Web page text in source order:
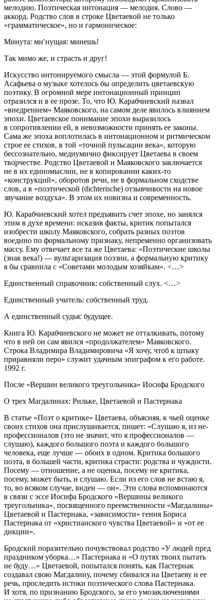
мелодию. Поэтическая интонация — мелодия. Слово —
аккорд. Родство слов в строке Цветаевой не только
«грамматическое», но и гармоническое:
Минута: ми′нущая: минешь!
Так мимо же, и страсть и друг!
Искусство интонируемого смысла — этой формулой Б.
Асафьева о музыке хотелось бы определить цветаевскую
поэтику. В огромной мере интонационный принцип
отразился и в ее прозе. То, что Ю. Карабчиевский назвал
«внедрением» Маяковского, на самом деле явилось влиянием
эпохи. Цветаевское понимание эпохи выразилось
в сопротивлении ей, в невозможности принять ее законы.
Сама же эпоха воплотилась в интонационном и ритмическом
строе ее стихов, в той «точной пульсации века», которую
бессознательно, медиумично фиксирует Цветаева в своем
творчестве. Родство Цветаевой и Маяковского заключается
не в их единомыслии, не в копировании каких-то
«конструкций», оборотов речи, не в формальном сходстве
слов, а в «поэтической (dichterische) отзывчивости на новое
звучание воздуха». В этом их новизна и современность.
Ю. Карабчиевский хотел предъявить счет эпохе, но занялся
этим в духе времени: исказив факты, критик попытался
изобрести школу Маяковского, собрать разных поэтов
воедино по формальному признаку, непременно организовать
массу. Ему отвечает все та же Цветаева: «Поэтические школы
(знак века!) — вульгаризация поэзии, а формальную критику
я бы сравнила с «Советами молодым хозяйкам». <…>
Единственный справочник: собственный слух. <…>
Единственный учитель: собственный труд.
А единственный судья: будущее.
Книга Ю. Карабчиевского не может не отталкивать, потому
что в ней он сам явился «продолжателем» Маяковского.
Строка Владимира Владимировича «Я хочу, чтоб к штыку
приравняли перо» служит удачным эпиграфом к его работе.
1992 г.
После «Вершин великого треугольника» Иосифа Бродского
О трех Магдалинах: Рильке, Цветаевой и Пастернака
В статье «Поэт о критике» Цветаева, объясняя, к чьей оценке
своих стихов она прислушивается, пишет: «Слушаю я, из не-
профессионалов (это не значит, что я профессионалов —
слушаю), каждого большого поэта и каждого большого
человека, еще лучше — обоих в одном. Критика большого
поэта, в большей части, критика страсти: родства и чуждости.
Посему — отношение, а не оценка, посему не критика,
посему, может быть, и слушаю. Если из его слов не встаю я,
то, во всяком случае, виден — он». Эти слова вспоминаются
в связи с эссе Иосифа Бродского «Вершины великого
треугольника», посвященного преемственности «Магдалины»
Цветаевой и Пастернака, «зависимости» гения Бориса
Пастернака от «христианского чувства Цветаевой» и «от ее
дикции».
Бродский поразительно почувствовал родство «У людей пред
праздником уборка…» Пастернака и «О путях твоих пытать
не буду…» Цветаевой, попытался понять, как Пастернак
создавал свою Магдалину, почему сбивался на Цветаеву и ее
речь, проследить истоки поэтического слова Пастернака.
И хотя, по признанию Бродского, за его умозаключениями